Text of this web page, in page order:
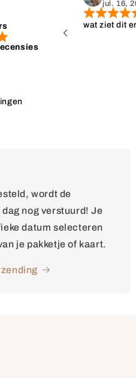
jul. 16,
wat ziet dit
wordt de
nog verstuurd! Je
datum selecteren
je pakketje of kaart.